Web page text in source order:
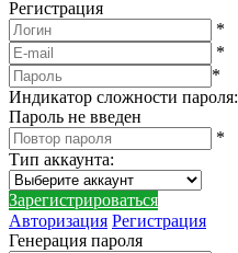
Регистрация
*
*
*
Индикатор сложности пароля:
Пароль не введен
*
Тип аккаунта:
Зарегистрироваться
Авторизация Регистрация
Генерация пароля